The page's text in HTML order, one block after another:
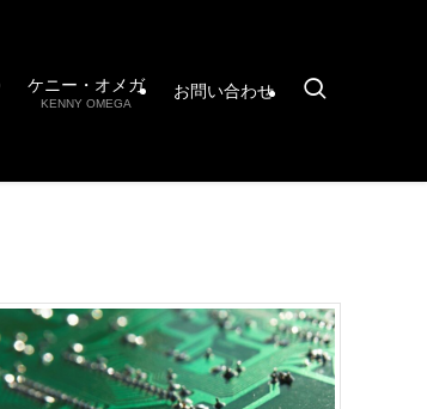
ケニー・オメガ
KENNY OMEGA
お問い合わせ